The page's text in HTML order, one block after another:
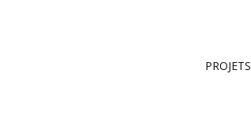
PROJETS